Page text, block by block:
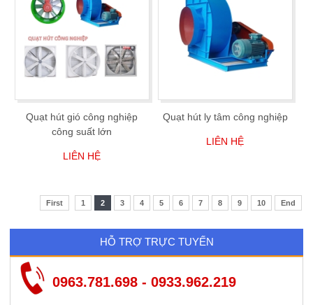
Quạt hút gió công nghiệp
công suất lớn
LIÊN HỆ
Quạt hút ly tâm công nghiệp
LIÊN HỆ
First 1 2 3 4 5 6 7 8 9 10 End
HỖ TRỢ TRỰC TUYẾN
0963.781.698 - 0933.962.219